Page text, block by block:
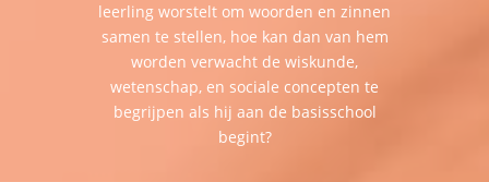
leerling worstelt om woorden en zinnen
samen te stellen, hoe kan dan van hem
worden verwacht de wiskunde,
wetenschap, en sociale concepten te
begrijpen als hij aan de basisschool
begint?